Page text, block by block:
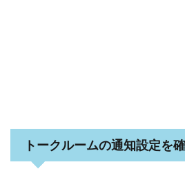
トークルームの通知設定を